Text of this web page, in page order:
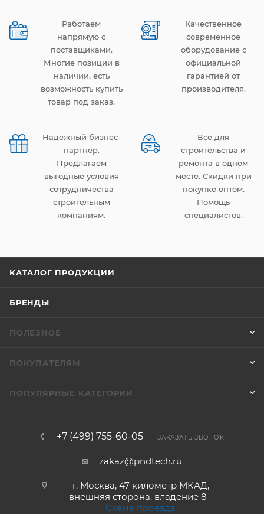
Работаем
напрямую с
поставщиками.
Многие позиции в
наличии, есть
возможность купить
товар под заказ.
Качественное
современное
оборудование с
официальной
гарантией от
производителя.
Надежный бизнес-
партнер.
Предлагаем
выгодные условия
сотрудничества
строительным
компаниям.
Все для
строительства и
ремонта в одном
месте. Скидки при
покупке оптом.
Помощь
специалистов.
КАТАЛОГ ПРОДУКЦИИ
БРЕНДЫ
ПОЛЕЗНОЕ
ПОКУПАТЕЛЯМ
ПОПУЛЯРНЫЕ КАТЕГОРИИ
+7 (499) 755-60-05 ЗАКАЗАТЬ ЗВОНОК
zakaz@pndtech.ru
г. Москва, 47 километр МКАД,
внешняя сторона, владение 8 -
Схема проезда